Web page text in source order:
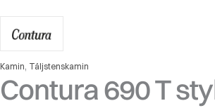
Kamin, Täljstenskamin
Contura 690 T